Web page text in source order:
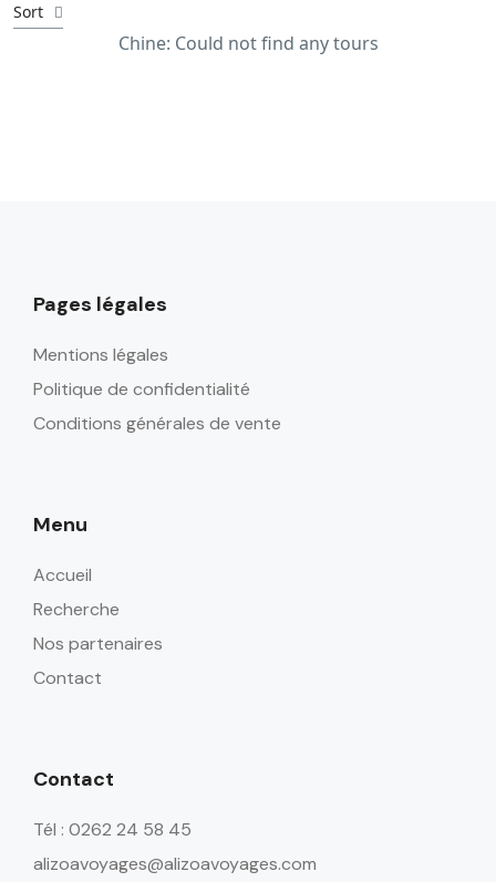
Sort
Chine: Could not find any tours
Pages légales
Mentions légales
Politique de confidentialité
Conditions générales de vente
Menu
Accueil
Recherche
Nos partenaires
Contact
Contact
Tél : 0262 24 58 45
alizoavoyages@alizoavoyages.com